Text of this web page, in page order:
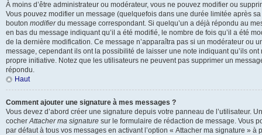
À moins d’être administrateur ou modérateur, vous ne pouvez modifier ou
Vous pouvez modifier un message (quelquefois dans une durée limitée après
bouton modifierdu message correspondant. Si quelqu’un a déjà répondu au
en bas du message indiquant qu’il a été modifié, le nombre de fois qu’il a été
de la dernière modification. Ce message n’apparaîtra pas si un modérateur ou
message, cependant ils ont la possibilité de laisser une note indiquant qu’ils
propre initiative. Notez que les utilisateurs ne peuvent pas supprimer un
répondu.
Haut
Comment ajouter une signature à mes messages ?
Vous devez d’abord créer une signature depuis votre panneau de l’utilisateur.
cocherAttacher ma signature sur le formulaire de rédaction de message. Vous
par défaut à tous vos messages en activant l’option « Attacher ma signature » à